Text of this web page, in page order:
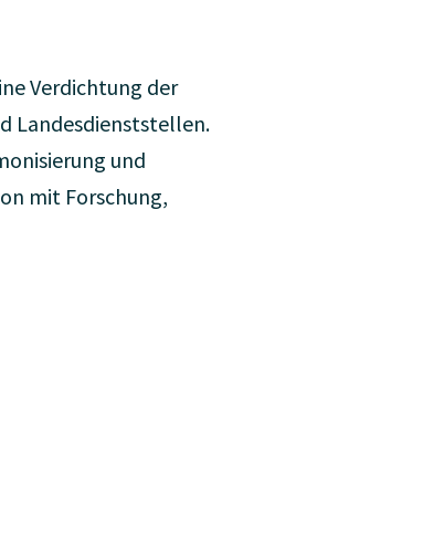
Verdichtung der
Landesdienststellen.
und
mit Forschung,